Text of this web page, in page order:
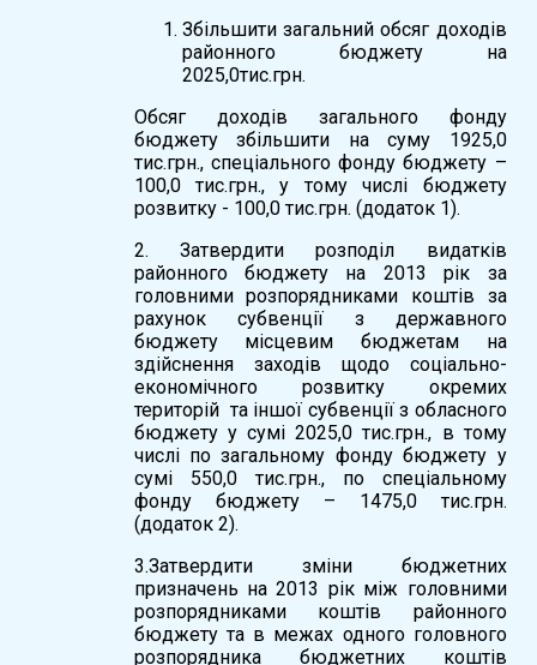
Збільшити загальний обсяг доходів
районного бюджету на
2025,0тис.грн.
Обсяг доходів загального фонду
бюджету збільшити на суму 1925,0
тис.грн., спеціального фонду бюджету –
100,0 тис.грн., у тому числі бюджету
розвитку - 100,0 тис.грн. (додаток 1).
2. Затвердити розподіл видатків
районного бюджету на 2013 рік за
головними розпорядниками коштів за
рахунок субвенції з державного
бюджету місцевим бюджетам на
здійснення заходів щодо соціально-
економічного розвитку окремих
територій та іншої субвенції з обласного
бюджету у сумі 2025,0 тис.грн., в тому
числі по загальному фонду бюджету у
сумі 550,0 тис.грн., по спеціальному
фонду бюджету – 1475,0 тис.грн.
(додаток 2).
3.Затвердити зміни бюджетних
призначень на 2013 рік між головними
розпорядниками коштів районного
бюджету та в межах одного головного
розпорядника бюджетних коштів